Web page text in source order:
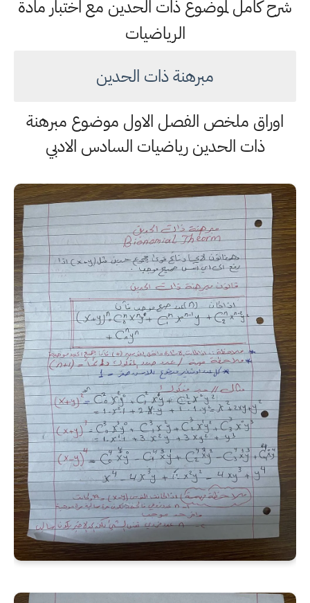
شرح كامل لموضوع ذات الحدين مع اختبار مادة
الرياضيات
مبرهنة ذات الحدين
اوراق ملخص الفصل الاول موضوع مبرهنة
ذات الحدين رياضيات السادس الادبي